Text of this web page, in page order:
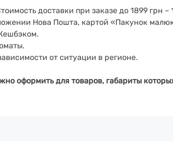
доставки при заказе до 1899 грн –
Нова Пошта, картой «Пакунок
от ситуации в регионе.
оформить для товаров, габариты